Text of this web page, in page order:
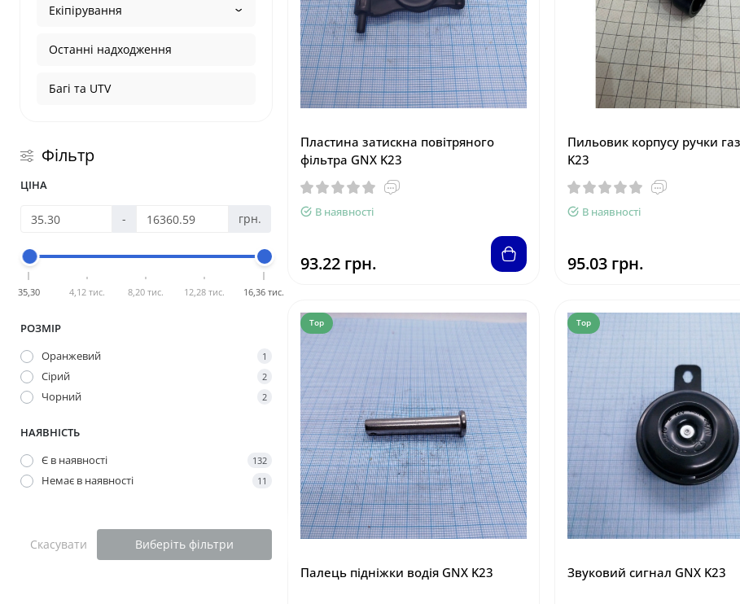
Екіпірування
Останні надходження
Багі та UTV
Фільтр
ЦІНА
- грн.
35,30 4,12 тис. 8,20 тис. 12,28 тис. 16,36 тис.
РОЗМІР
Оранжевий
1
Сірий 2
Чорний 2
НАЯВНІСТЬ
Є в наявності
132
Немає в наявності 11
Скасувати Виберіть фільтри
Пластина затискна повітряного
фільтра GNX K23
В наявності
93.22 грн.
Пильовик корпусу ручки
K23
В наявності
95.03 грн.
Top
Палець підніжки водія GNX K23
Top
Звуковий сигнал GNX K23